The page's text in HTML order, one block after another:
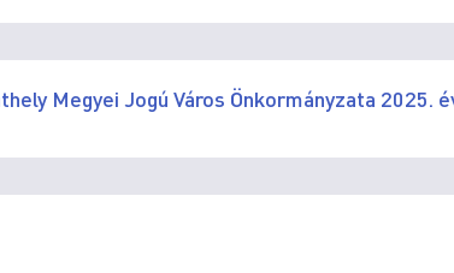
Megyei Jogú Város Önkormányzata 2025.